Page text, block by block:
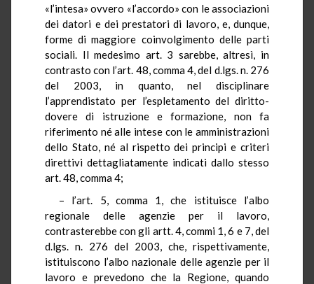
«l’intesa» ovvero «l’accordo» con le associazioni
dei datori e dei prestatori di lavoro, e, dunque,
forme di maggiore coinvolgimento delle parti
sociali. Il medesimo art. 3 sarebbe, altresì, in
contrasto con l’art. 48, comma 4, del d.lgs. n. 276
del 2003, in quanto, nel disciplinare
l’apprendistato per l’espletamento del diritto-
dovere di istruzione e formazione, non fa
riferimento né alle intese con le amministrazioni
dello Stato, né al rispetto dei principi e criteri
direttivi dettagliatamente indicati dallo stesso
art. 48, comma 4;
– l’art. 5, comma 1, che istituisce l’albo
regionale delle agenzie per il lavoro,
contrasterebbe con gli artt. 4, commi 1, 6 e 7, del
d.lgs. n. 276 del 2003, che, rispettivamente,
istituiscono l’albo nazionale delle agenzie per il
lavoro e prevedono che la Regione, quando